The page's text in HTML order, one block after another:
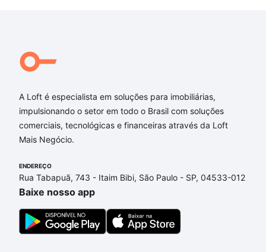
Sorocaba, SP ideal para você na Loft.
Qual o preço de Apartamentos com 1 suite à venda
Aqui na Loft temos a oferta ideal para você, com
Apartamentos com 1 suite à venda em Jardim Vale
do Lago Residencial, Sorocaba, SP que custam a
financiamento imobiliário as parcelas podem se
adequar ao seu orçamento. Se ainda tem alguma
dúvida dos custos envolvidos no processo de
compra, veja em nosso portal quanto custa comprar
um apartamento e conte com a gente para comprar
A Loft é especialista em soluções para imobiliárias,
impulsionando o setor em todo o Brasil com soluções
comerciais, tecnológicas e financeiras através da Loft
Mais Negócio.
ENDEREÇO
Rua Tabapuã, 743 - Itaim Bibi, São Paulo - SP, 04533-012
Baixe nosso app